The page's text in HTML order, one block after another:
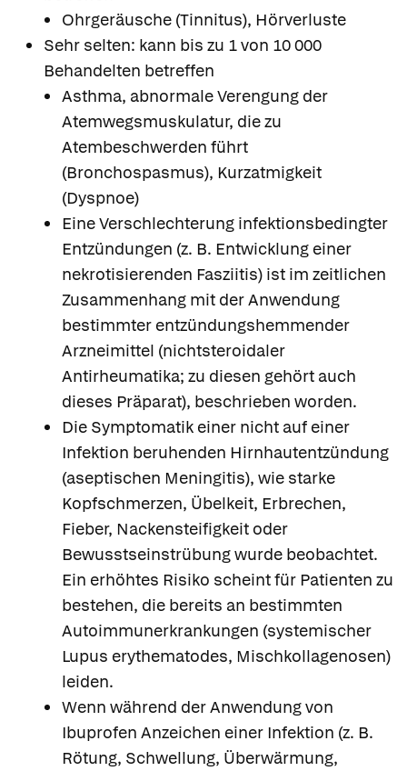
Ohrgeräusche (Tinnitus), Hörverluste
Sehr selten: kann bis zu 1 von 10 000
Behandelten betreffen
Asthma, abnormale Verengung der
Atemwegsmuskulatur, die zu
Atembeschwerden führt
(Bronchospasmus), Kurzatmigkeit
(Dyspnoe)
Eine Verschlechterung infektionsbedingter
Entzündungen (z. B. Entwicklung einer
nekrotisierenden Fasziitis) ist im zeitlichen
Zusammenhang mit der Anwendung
bestimmter entzündungshemmender
Arzneimittel (nichtsteroidaler
Antirheumatika; zu diesen gehört auch
dieses Präparat), beschrieben worden.
Die Symptomatik einer nicht auf einer
Infektion beruhenden Hirnhautentzündung
(aseptischen Meningitis), wie starke
Kopfschmerzen, Übelkeit, Erbrechen,
Fieber, Nackensteifigkeit oder
Bewusstseinstrübung wurde beobachtet.
Ein erhöhtes Risiko scheint für Patienten zu
bestehen, die bereits an bestimmten
Autoimmunerkrankungen (systemischer
Lupus erythematodes, Mischkollagenosen)
leiden.
Wenn während der Anwendung von
Ibuprofen Anzeichen einer Infektion (z. B.
Rötung, Schwellung, Überwärmung,